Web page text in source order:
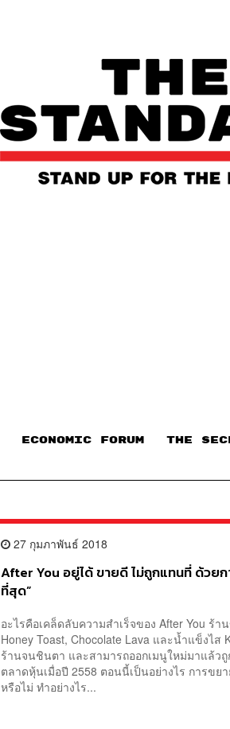
ECONOMIC FORUM THE
27 กุมภาพันธ์ 2018
After You อยู่ได้ ขายดี ไม่ถูกแทนที่ ด้วยก
ที่สุด”
อะไรคือเคล็ดลับความสำเร็จของ After You ร้
Honey Toast, Chocolate Lava และน้ำแข็งไ
ร้านจนชินตา และสามารถออกเมนูใหม่มาแ
ตลาดหุ้นเมื่อปี 2558 ตอนนี้เป็นอย่างไร การขย
หรือไม่ ทำอย่างไร...